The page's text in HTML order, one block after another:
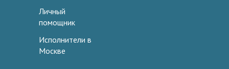
Личный
помощник
Исполнители в
Москве